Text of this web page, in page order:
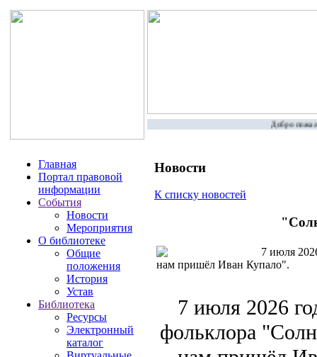
Добро
Главная
Портал правовой
информации
События
Новости
Мероприятия
О библиотеке
Общие
положения
История
Устав
Библиотека
Ресурсы
Электронный
каталог
Новости
К списку новостей
7 июля
нам пришёл Иван Купало".
7 июля 2026
фольклора